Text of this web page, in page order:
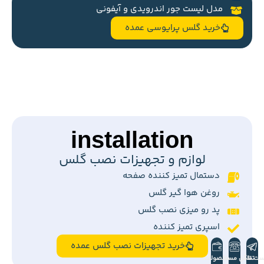
محافظ صفحه نمایشپرایوسیبرای تمام گوشی ها
گلس پرایوسی (حریم شخصی) عمده
شیشه ای انتی استاتیک ESD
پرایوسی ۲۸ درجه
دارای گارانتی
مدل لیست جور اندرویدی و آیفونی
خرید گلس پرایوسی عمده
تلگرام
تماس مستقیم
محصولات